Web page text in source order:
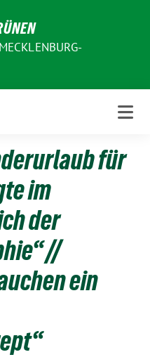
für
im
der
//
ein